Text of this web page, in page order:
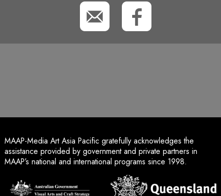
MAAP-Media Art Asia Pacific gratefully acknowledges the
assistance provided by government and private partners in
MAAP’s national and international programs since 1998.